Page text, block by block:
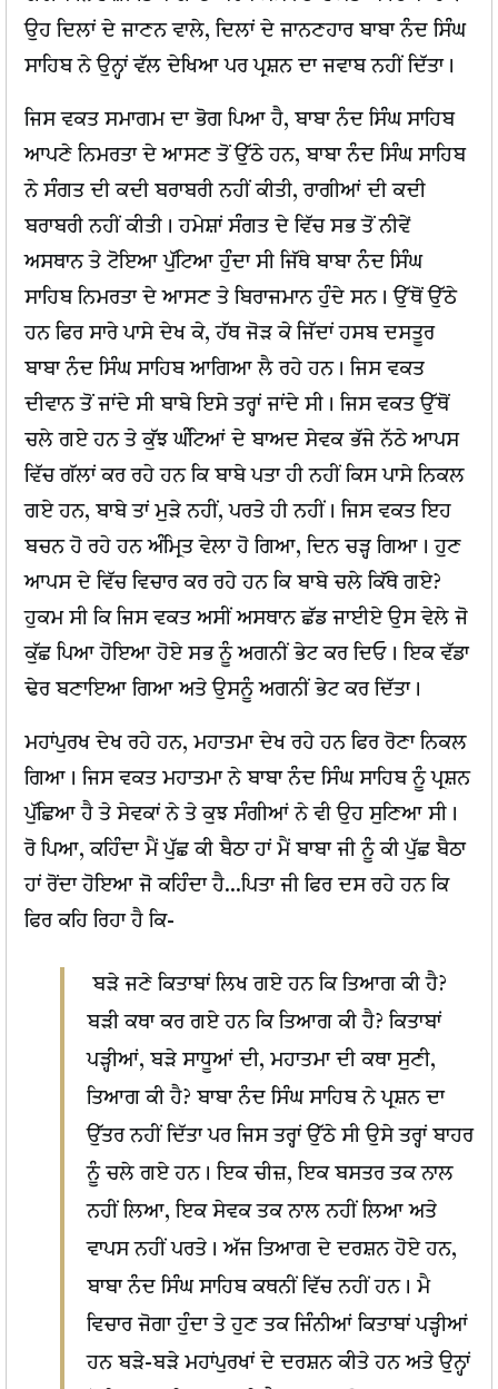
ਉਹ ਦਿਲਾਂ ਦੇ ਜਾਣਨ ਵਾਲੇ, ਦਿਲਾਂ ਦੇ ਜਾਨਣਹਾਰ ਬਾਬਾ ਨੰਦ ਸਿੰਘ
ਸਾਹਿਬ ਨੇ ਉਨ੍ਹਾਂ ਵੱਲ ਦੇਖਿਆ ਪਰ ਪ੍ਰਸ਼ਨ ਦਾ ਜਵਾਬ ਨਹੀਂ ਦਿੱਤਾ।
ਜਿਸ ਵਕਤ ਸਮਾਗਮ ਦਾ ਭੋਗ ਪਿਆ ਹੈ, ਬਾਬਾ ਨੰਦ ਸਿੰਘ ਸਾਹਿਬ
ਆਪਣੇ ਨਿਮਰਤਾ ਦੇ ਆਸਣ ਤੋਂ ਉੱਠੇ ਹਨ, ਬਾਬਾ ਨੰਦ ਸਿੰਘ ਸਾਹਿਬ
ਨੇ ਸੰਗਤ ਦੀ ਕਦੀ ਬਰਾਬਰੀ ਨਹੀਂ ਕੀਤੀ, ਰਾਗੀਆਂ ਦੀ ਕਦੀ
ਬਰਾਬਰੀ ਨਹੀਂ ਕੀਤੀ। ਹਮੇਸ਼ਾਂ ਸੰਗਤ ਦੇ ਵਿੱਚ ਸਭ ਤੋਂ ਨੀਵੇਂ
ਅਸਥਾਨ ਤੇ ਟੋਇਆ ਪੁੱਟਿਆ ਹੁੰਦਾ ਸੀ ਜਿੱਥੇ ਬਾਬਾ ਨੰਦ ਸਿੰਘ
ਸਾਹਿਬ ਨਿਮਰਤਾ ਦੇ ਆਸਣ ਤੇ ਬਿਰਾਜਮਾਨ ਹੁੰਦੇ ਸਨ। ਉੱਥੋਂ ਉੱਠੇ
ਹਨ ਫਿਰ ਸਾਰੇ ਪਾਸੇ ਦੇਖ ਕੇ, ਹੱਥ ਜੋੜ ਕੇ ਜਿੱਦਾਂ ਹਸਬ ਦਸਤੂਰ
ਬਾਬਾ ਨੰਦ ਸਿੰਘ ਸਾਹਿਬ ਆਗਿਆ ਲੈ ਰਹੇ ਹਨ। ਜਿਸ ਵਕਤ
ਦੀਵਾਨ ਤੋਂ ਜਾਂਦੇ ਸੀ ਬਾਬੇ ਇਸੇ ਤਰ੍ਹਾਂ ਜਾਂਦੇ ਸੀ। ਜਿਸ ਵਕਤ ਉੱਥੋਂ
ਚਲੇ ਗਏ ਹਨ ਤੇ ਕੁੱਝ ਘੰਟਿਆਂ ਦੇ ਬਾਅਦ ਸੇਵਕ ਭੱਜੇ ਨੱਠੇ ਆਪਸ
ਵਿੱਚ ਗੱਲਾਂ ਕਰ ਰਹੇ ਹਨ ਕਿ ਬਾਬੇ ਪਤਾ ਹੀ ਨਹੀਂ ਕਿਸ ਪਾਸੇ ਨਿਕਲ
ਗਏ ਹਨ, ਬਾਬੇ ਤਾਂ ਮੁੜੇ ਨਹੀਂ, ਪਰਤੇ ਹੀ ਨਹੀਂ। ਜਿਸ ਵਕਤ ਇਹ
ਬਚਨ ਹੋ ਰਹੇ ਹਨ ਅੰਮ੍ਰਿਤ ਵੇਲਾ ਹੋ ਗਿਆ, ਦਿਨ ਚੜ੍ਹ ਗਿਆ। ਹੁਣ
ਆਪਸ ਦੇ ਵਿੱਚ ਵਿਚਾਰ ਕਰ ਰਹੇ ਹਨ ਕਿ ਬਾਬੇ ਚਲੇ ਕਿੱਥੇ ਗਏ?
ਹੁਕਮ ਸੀ ਕਿ ਜਿਸ ਵਕਤ ਅਸੀਂ ਅਸਥਾਨ ਛੱਡ ਜਾਈਏ ਉਸ ਵੇਲੇ ਜੋ
ਕੁੱਛ ਪਿਆ ਹੋਇਆ ਹੋਏ ਸਭ ਨੂੰ ਅਗਨੀਂ ਭੇਟ ਕਰ ਦਿਓ। ਇਕ ਵੱਡਾ
ਢੇਰ ਬਣਾਇਆ ਗਿਆ ਅਤੇ ਉਸਨੂੰ ਅਗਨੀਂ ਭੇਟ ਕਰ ਦਿੱਤਾ।
ਮਹਾਂਪੁਰਖ ਦੇਖ ਰਹੇ ਹਨ, ਮਹਾਤਮਾ ਦੇਖ ਰਹੇ ਹਨ ਫਿਰ ਰੋਣਾ ਨਿਕਲ
ਗਿਆ। ਜਿਸ ਵਕਤ ਮਹਾਤਮਾ ਨੇ ਬਾਬਾ ਨੰਦ ਸਿੰਘ ਸਾਹਿਬ ਨੂੰ ਪ੍ਰਸ਼ਨ
ਪੁੱਛਿਆ ਹੈ ਤੇ ਸੇਵਕਾਂ ਨੇ ਤੇ ਕੁਝ ਸੰਗੀਆਂ ਨੇ ਵੀ ਉਹ ਸੁਣਿਆ ਸੀ।
ਰੋ ਪਿਆ, ਕਹਿੰਦਾ ਮੈਂ ਪੁੱਛ ਕੀ ਬੈਠਾ ਹਾਂ ਮੈਂ ਬਾਬਾ ਜੀ ਨੂੰ ਕੀ ਪੁੱਛ ਬੈਠਾ
ਹਾਂ ਰੋਂਦਾ ਹੋਇਆ ਜੋ ਕਹਿੰਦਾ ਹੈ...ਪਿਤਾ ਜੀ ਫਿਰ ਦਸ ਰਹੇ ਹਨ ਕਿ
ਫਿਰ ਕਹਿ ਰਿਹਾ ਹੈ ਕਿ-
ਬੜੇ ਜਣੇ ਕਿਤਾਬਾਂ ਲਿਖ ਗਏ ਹਨ ਕਿ ਤਿਆਗ ਕੀ ਹੈ?
ਬੜੀ ਕਥਾ ਕਰ ਗਏ ਹਨ ਕਿ ਤਿਆਗ ਕੀ ਹੈ? ਕਿਤਾਬਾਂ
ਪੜ੍ਹੀਆਂ, ਬੜੇ ਸਾਧੂਆਂ ਦੀ, ਮਹਾਤਮਾ ਦੀ ਕਥਾ ਸੁਣੀ,
ਤਿਆਗ ਕੀ ਹੈ? ਬਾਬਾ ਨੰਦ ਸਿੰਘ ਸਾਹਿਬ ਨੇ ਪ੍ਰਸ਼ਨ ਦਾ
ਉੱਤਰ ਨਹੀਂ ਦਿੱਤਾ ਪਰ ਜਿਸ ਤਰ੍ਹਾਂ ਉੱਠੇ ਸੀ ਉਸੇ ਤਰ੍ਹਾਂ ਬਾਹਰ
ਨੂੰ ਚਲੇ ਗਏ ਹਨ। ਇਕ ਚੀਜ਼, ਇਕ ਬਸਤਰ ਤਕ ਨਾਲ
ਨਹੀਂ ਲਿਆ, ਇਕ ਸੇਵਕ ਤਕ ਨਾਲ ਨਹੀਂ ਲਿਆ ਅਤੇ
ਵਾਪਸ ਨਹੀਂ ਪਰਤੇ। ਅੱਜ ਤਿਆਗ ਦੇ ਦਰਸ਼ਨ ਹੋਏ ਹਨ,
ਬਾਬਾ ਨੰਦ ਸਿੰਘ ਸਾਹਿਬ ਕਥਨੀਂ ਵਿੱਚ ਨਹੀਂ ਹਨ। ਮੈ
ਵਿਚਾਰ ਜੋਗਾ ਹੁੰਦਾ ਤੇ ਹੁਣ ਤਕ ਜਿੰਨੀਆਂ ਕਿਤਾਬਾਂ ਪੜ੍ਹੀਆਂ
ਹਨ ਬੜੇ-ਬੜੇ ਮਹਾਂਪੁਰਖਾਂ ਦੇ ਦਰਸ਼ਨ ਕੀਤੇ ਹਨ ਅਤੇ ਉਨ੍ਹਾਂ